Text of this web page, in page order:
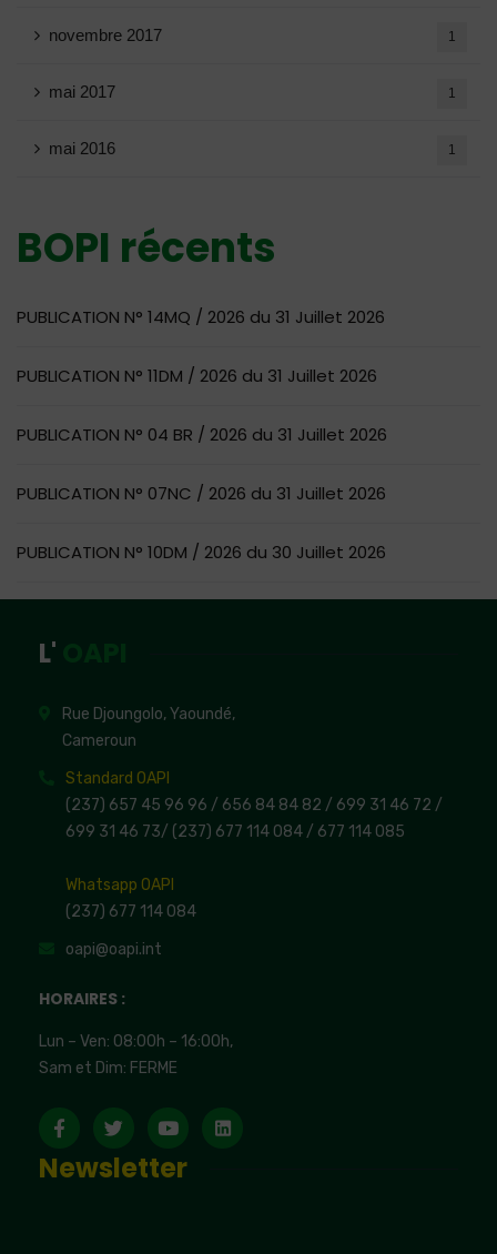
novembre 2017 1
mai 2017 1
mai 2016 1
BOPI récents
PUBLICATION N° 14MQ / 2026 du 31 Juillet 2026
PUBLICATION N° 11DM / 2026 du 31 Juillet 2026
PUBLICATION N° 04 BR / 2026 du 31 Juillet 2026
PUBLICATION N° 07NC / 2026 du 31 Juillet 2026
PUBLICATION N° 10DM / 2026 du 30 Juillet 2026
L'
Rue Djoungolo, Yaoundé,
Cameroun
Standard OAPI
(237) 657 45 96 96 / 656 84 84 82 / 699 31 46 72 /
699 31 46 73/ (237) 677 114 084 / 677 114 085
Whatsapp OAPI
(237) 677 114 084
oapi@oapi.int
HORAIRES :
Lun – Ven: 08:00h – 16:00h,
Sam et Dim: FERME
Newsletter